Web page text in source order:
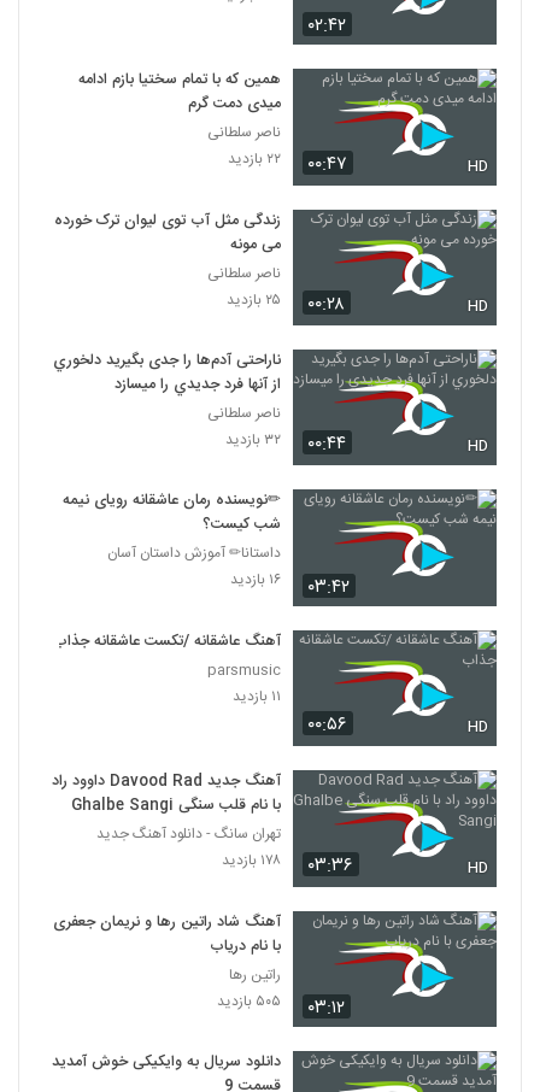
۰۲:۴۲
۰۰:۴۷ HD
همین که با تمام سختیا بازم ادامه
میدی دمت گرم
ناصر سلطانی
۲۲ بازدید
۰۰:۲۸ HD
زندگی مثل آب توی ليوان ترک خورده
می مونه
ناصر سلطانی
۲۵ بازدید
۰۰:۴۴ HD
ناراحتی آدم‌ها را جدی بگيريد دلخوري
از آنها فرد جديدي را ميسازد
ناصر سلطانی
۳۲ بازدید
۰۳:۴۲
✏نویسنده رمان عاشقانه رویای نیمه
شب کیست؟
داستانا✏ آموزش داستان آسان
۱۶ بازدید
۰۰:۵۶ HD
آهنگ عاشقانه /تکست عاشقانه جذاب
parsmusic
۱۱ بازدید
۰۳:۳۶ HD
آهنگ جدید Davood Rad داوود راد
با نام قلب سنگی Ghalbe Sangi
تهران سانگ - دانلود آهنگ جدید
۱۷۸ بازدید
۰۳:۱۲
آهنگ شاد راتین رها و نریمان جعفری
با نام دریاب
راتین رها
۵۰۵ بازدید
دانلود سریال به وایکیکی خوش آمدید
قسمت 9